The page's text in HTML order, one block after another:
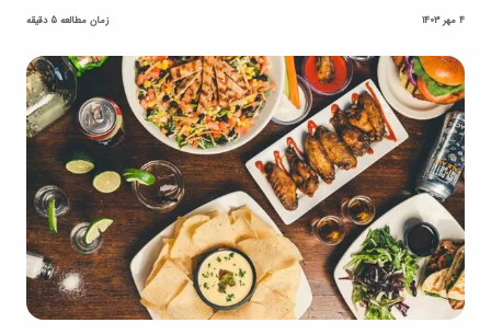
4 مهر 1403 زمان مطالعه 5 دقیقه